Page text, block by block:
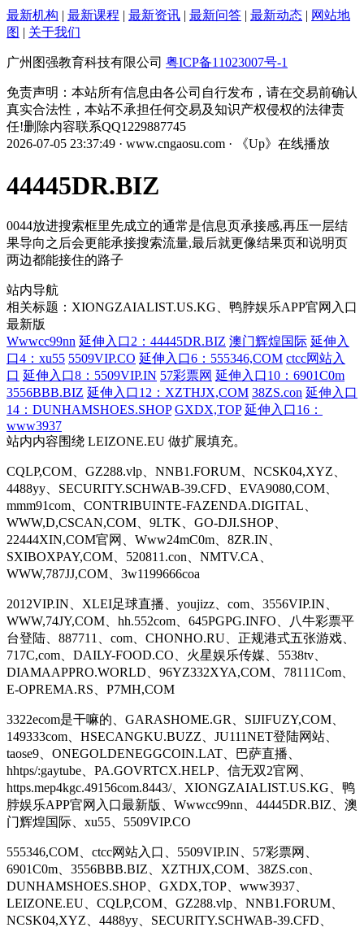
最新机构 | 最新课程 | 最新资讯 | 最新问答 | 最新动态 | 网站地
图 | 关于我们
广州图强教育科技有限公司 粤ICP备11023007号-1
免责声明：本站所有信息由各公司自行发布，请在交易前确认
真实合法性，本站不承担任何交易及知识产权侵权的法律责
任!删除内容联系QQ1229887745
2026-07-05 23:37:49 · www.cngaosu.com · 《Up》在线播放
44445DR.BIZ
0044放进搜索框里先成立的通常是信息页承接感,再压一层结
果导向之后会更能承接搜索流量,最后就更像结果页和说明页
两边都能接住的路子
站内导航
相关标题：XIONGZAIALIST.US.KG、鸭脖娱乐APP官网入口
最新版
Wwwcc99nn 延伸入口2：44445DR.BIZ 澳门辉煌国际 延伸入
口4：xu55 5509VIP.CO 延伸入口6：555346,COM ctcc网站入
口 延伸入口8：5509VIP.IN 57彩票网 延伸入口10：6901C0m
3556BBB.BIZ 延伸入口12：XZTHJX,COM 38ZS.con 延伸入口
14：DUNHAMSHOES.SHOP GXDX,TOP 延伸入口16：
www3937
站内内容围绕 LEIZONE.EU 做扩展填充。
CQLP,COM、GZ288.vlp、NNB1.FORUM、NCSK04,XYZ、
4488yy、SECURITY.SCHWAB-39.CFD、EVA9080,COM、
mmm91com、CONTRIBUINTE-FAZENDA.DIGITAL、
WWW,D,CSCAN,COM、9LTK、GO-DJI.SHOP、
22444XIN,COM官网、Www24mC0m、8ZR.IN、
SXIBOXPAY,COM、520811.con、NMTV.CA、
WWW,787JJ,COM、3w1199666coa
2012VIP.IN、XLEI足球直播、youjizz、com、3556VIP.IN、
WWW,74JY,COM、hh.552com、645PGPG.INFO、八牛彩票平
台登陆、887711、com、CHONHO.RU、正规港式五张游戏、
717C,com、DAILY-FOOD.CO、火星娱乐传媒、5538tv、
DIAMAAPPRO.WORLD、96YZ332XYA,COM、78111Com、
E-OPREMA.RS、P7MH,COM
3322ecom是干嘛的、GARASHOME.GR、SIJIFUZY,COM、
149333com、HSECANGKU.BUZZ、JU111NET登陆网站、
taose9、ONEGOLDENEGGCOIN.LAT、巴萨直播、
hhtps/:gaytube、PA.GOVRTCX.HELP、信无双2官网、
https.mep4kgc.49156com.8443/、XIONGZAIALIST.US.KG、鸭
脖娱乐APP官网入口最新版、Wwwcc99nn、44445DR.BIZ、澳
门辉煌国际、xu55、5509VIP.CO
555346,COM、ctcc网站入口、5509VIP.IN、57彩票网、
6901C0m、3556BBB.BIZ、XZTHJX,COM、38ZS.con、
DUNHAMSHOES.SHOP、GXDX,TOP、www3937、
LEIZONE.EU、CQLP,COM、GZ288.vlp、NNB1.FORUM、
NCSK04,XYZ、4488yy、SECURITY.SCHWAB-39.CFD、